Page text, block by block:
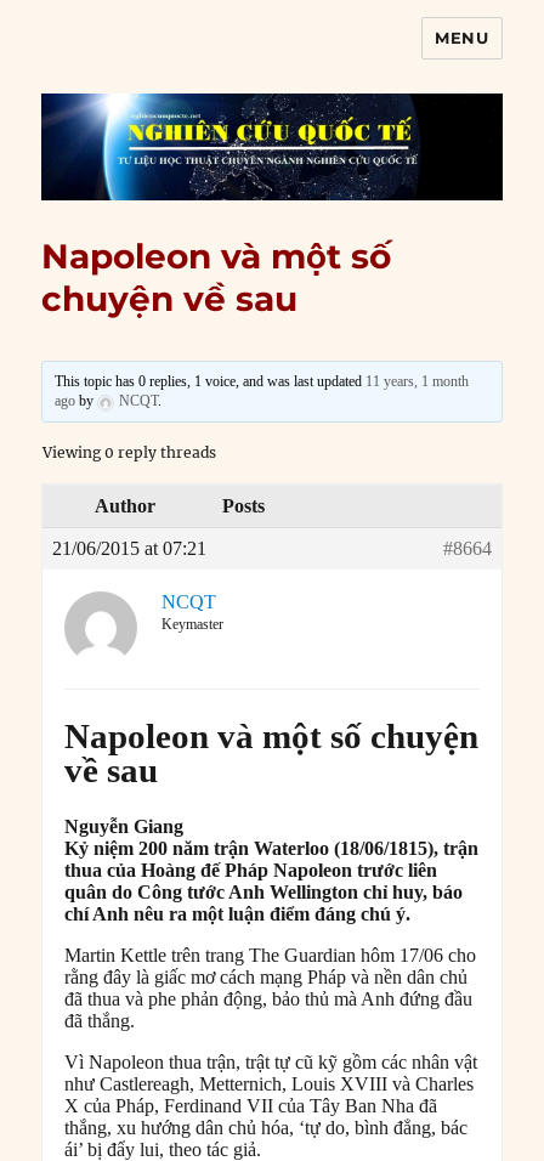
MENU
Napoleon và một số
chuyện về sau
This topic has 0 replies, 1 voice, and was last updated 11 years, 1 month
agoby NCQT.
Viewing 0 reply threads
Author Posts
21/06/2015 at 07:21 #8664
NCQT
Keymaster
Napoleon và một số chuyện
về sau
Nguyễn Giang
Kỷ niệm 200 năm trận Waterloo (18/06/1815), trận
thua của Hoàng đế Pháp Napoleon trước liên
quân do Công tước Anh Wellington chỉ huy, báo
chí Anh nêu ra một luận điểm đáng chú ý.
Martin Kettle trên trang The Guardian hôm 17/06 cho
rằng đây là giấc mơ cách mạng Pháp và nền dân chủ
đã thua và phe phản động, bảo thủ mà Anh đứng đầu
đã thắng.
Vì Napoleon thua trận, trật tự cũ kỹ gồm các nhân vật
như Castlereagh, Metternich, Louis XVIII và Charles
X của Pháp, Ferdinand VII của Tây Ban Nha đã
thắng, xu hướng dân chủ hóa, ‘tự do, bình đẳng, bác
ái’ bị đẩy lui, theo tác giả.